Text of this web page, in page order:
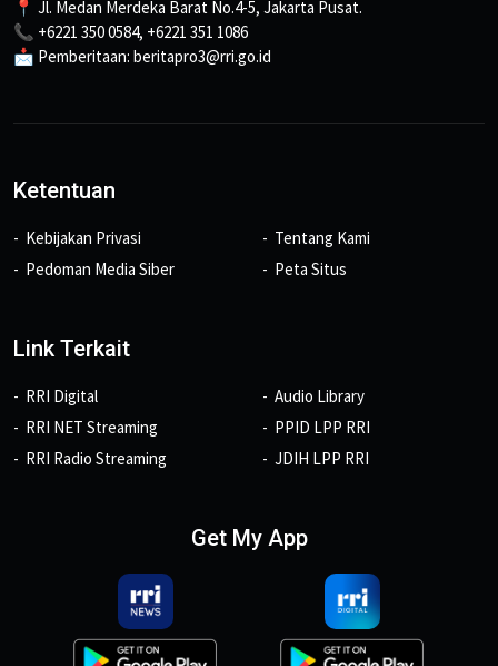
📍 Jl. Medan Merdeka Barat No.4-5, Jakarta Pusat.
📞 +6221 350 0584, +6221 351 1086
📩 Pemberitaan: beritapro3@rri.go.id
Ketentuan
Kebijakan Privasi
Pedoman Media Siber
Tentang Kami
Peta Situs
Link Terkait
RRI Digital
RRI NET Streaming
RRI Radio Streaming
Audio Library
PPID LPP RRI
JDIH LPP RRI
Get My App